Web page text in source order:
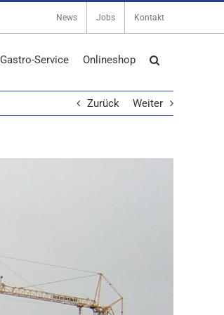
News Jobs Kontakt
Gastro-Service Onlineshop
Zurück Weiter